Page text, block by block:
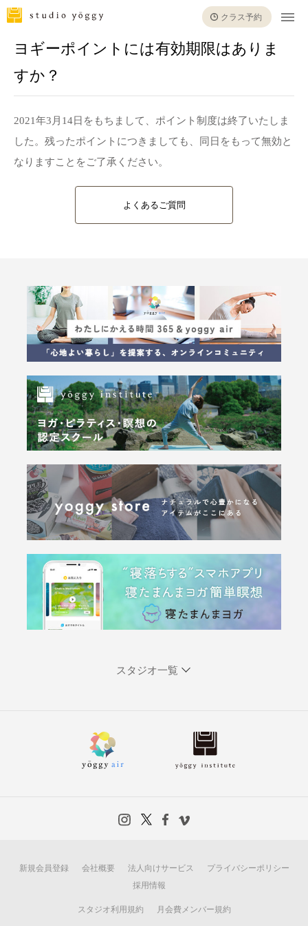
クラス予約
ヨギーポイントには有効期限はありま
すか？
2021年3月14日をもちまして、ポイント制度は終了いたしま
した。残ったポイントにつきましても、同日をもって無効と
なりますことをご了承ください。
よくあるご質問
スタジオ一覧
新規会員登録 会社概要 法人向けサービス
プライバシーポリシー
採用情報
スタジオ利用規約 月会費メンバー規約